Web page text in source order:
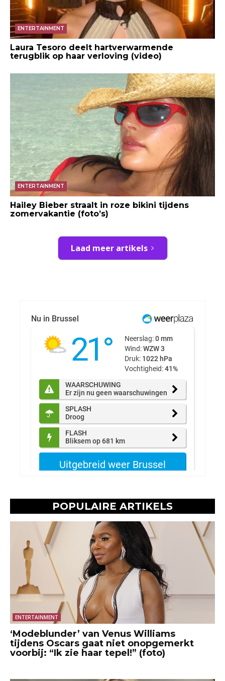
ENTERTAINMENT
Laura Tesoro deelt hartverwarmende
terugblik op haar verloving (video)
ENTERTAINMENT
Hailey Bieber straalt in roze bikini tijdens
zomervakantie (foto’s)
Laad meer artikels
POPULAIRE ARTIKELS
ENTERTAINMENT
‘Modeblunder’ van Venus Williams
tijdens Oscars gaat niet onopgemerkt
voorbij: “Ik zie haar tepel!” (foto)